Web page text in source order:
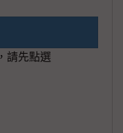
請先點選